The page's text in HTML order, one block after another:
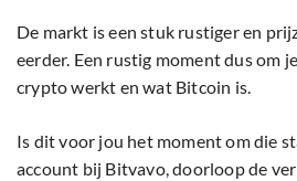
De markt is een stuk rustiger en
eerder. Een rustig moment dus om
crypto werkt en wat Bitcoin is.
Is dit voor jou het moment om die
account bij Bitvavo, doorloop de